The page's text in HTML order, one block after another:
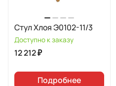
Стул Хлоя Э0102-11/3
Доступно к заказу
12 212 ₽
Подробнее